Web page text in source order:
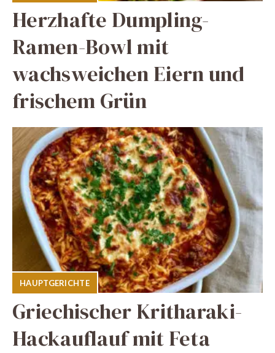
Herzhafte Dumpling-
Ramen-Bowl mit
wachsweichen Eiern und
frischem Grün
HAUPTGERICHTE
Griechischer Kritharaki-
Hackauflauf mit Feta